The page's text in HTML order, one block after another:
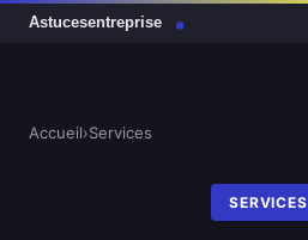
Accueil›Services
SERVICES